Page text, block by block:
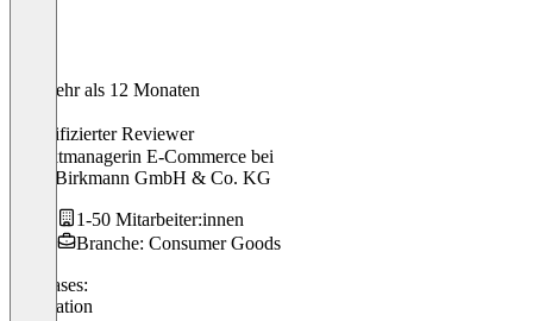
Vor mehr als 12 Monaten
Verifizierter Reviewer
Projektmanagerin E-Commerce bei
RBV Birkmann GmbH & Co. KG
1-50 Mitarbeiter:innen
Branche: Consumer Goods
Use cases:
Translation